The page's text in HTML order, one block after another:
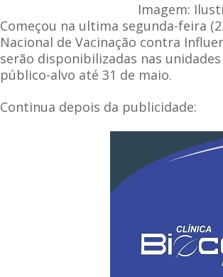
Imagem:
Começou na ultima segunda-feira
Nacional de Vacinação contra
serão disponibilizadas nas
público-alvo até 31 de maio.
Continua depois da publicidade: